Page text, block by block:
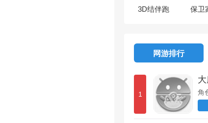
3D结伴跑
保卫
网游排行
1 角